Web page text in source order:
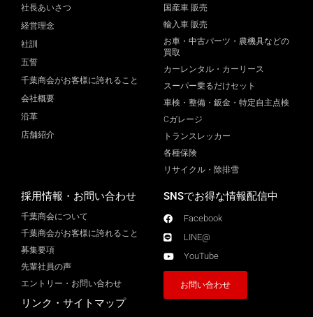
社長あいさつ
経営理念
社訓
五誓
千葉商会がお客様に誇れること
会社概要
沿革
店舗紹介
国産車 販売
輸入車 販売
お車・中古パーツ・農機具などの
買取
カーレンタル・カーリース
スーパー乗るだけセット
車検・整備・鈑金・特定自主点検
Cガレージ
トランスレッカー
各種保険
リサイクル・除排雪
採用情報・お問い合わせ
千葉商会について
千葉商会がお客様に誇れること​
募集要項
先輩社員の声
エントリー・お問い合わせ
リンク・サイトマップ
SNSでお得な情報配信中
Facebook
LINE@
YouTube
お問い合わせ